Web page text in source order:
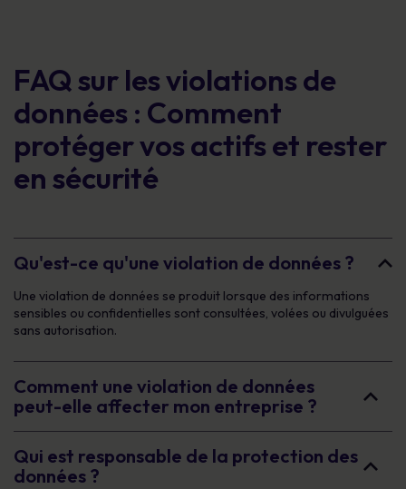
FAQ sur les violations de
données : Comment
protéger vos actifs et rester
en sécurité
Qu'est-ce qu'une violation de données ?
Une violation de données se produit lorsque des informations
sensibles ou confidentielles sont consultées, volées ou divulguées
sans autorisation.
Comment une violation de données
peut-elle affecter mon entreprise ?
Qui est responsable de la protection des
données ?